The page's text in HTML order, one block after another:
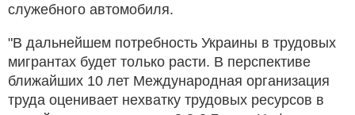
служебного автомобиля.
"В дальнейшем потребность Украины в трудовых
мигрантах будет только расти. В перспективе
ближайших 10 лет Международная организация
труда оценивает нехватку трудовых ресурсов в